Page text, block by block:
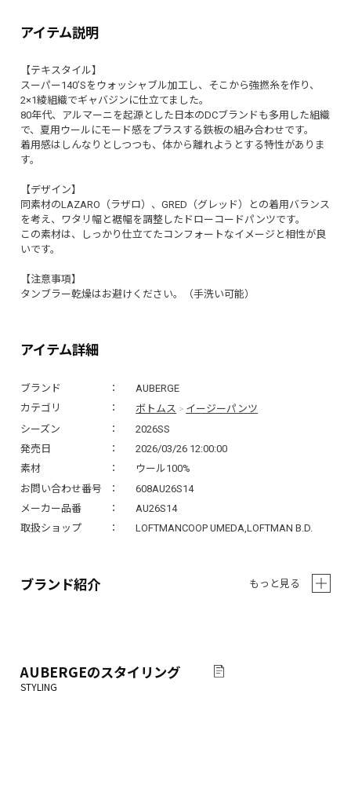
アイテム詳細
ブランド
AUBERGE
カテゴリ
ボトムス > イージーパンツ
シーズン
2026SS
発売日
2026/03/26 12:00:00
素材
ウール100%
お問い合わせ番号
608AU26S14
メーカー品番
AU26S14
取扱ショップ
LOFTMANCOOP UMEDA,LOFTMAN B.D.
アイテム説明
【テキスタイル】
スーパー140’Sをウォッシャブル加工し、そこから強撚糸を作り、
2×1綾組織でギャバジンに仕立てました。
80年代、アルマーニを起源とした日本のDCブランドも多用した組織
で、夏用ウールにモード感をプラスする鉄板の組み合わせです。
着用感はしんなりとしつつも、体から離れようとする特性がありま
す。
【デザイン】
同素材のLAZARO（ラザロ）、GRED（グレッド）との着用バランス
を考え、ワタリ幅と裾幅を調整したドローコードパンツです。
この素材は、しっかり仕立てたコンフォートなイメージと相性が良
いです。
【注意事項】
タンブラー乾燥はお避けください。（手洗い可能）
ブランド紹介 もっと見る
AUBERGEのスタイリング